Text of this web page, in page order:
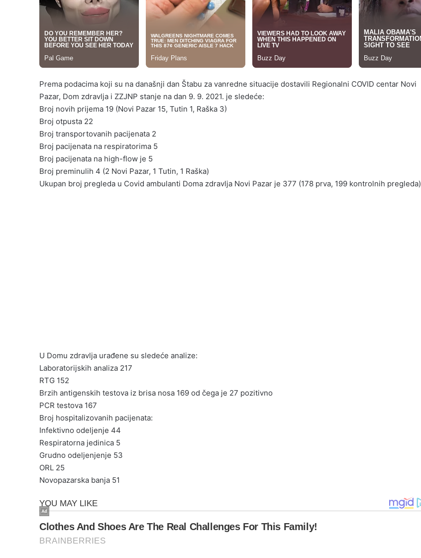
Prema podacima koji su na današnji dan Štabu za vanredne situacije dostavili Regionalni COVID centar Novi
Pazar, Dom zdravlja i ZZJNP stanje na dan ‪9. 9. 2021‬. je sledeće:
Broj novih prijema 19 (Novi Pazar 15, Tutin 1, Raška 3)
Broj otpusta 22
Broj transportovanih pacijenata 2
Broj pacijenata na respiratorima 5
Broj pacijenata na high-flow je 5
Broj preminulih 4 (2 Novi Pazar, 1 Tutin, 1 Raška)
Ukupan broj pregleda u Covid ambulanti Doma zdravlja Novi Pazar je 377 (178 prva, 199 kontrolnih pregleda)
U Domu zdravlja urađene su sledeće analize:
Laboratorijskih analiza 217
RTG 152
Brzih antigenskih testova iz brisa nosa 169 od čega je 27 pozitivno
PCR testova 167
Broj hospitalizovanih pacijenata:
Infektivno odeljenje 44
Respiratorna jedinica 5
Grudno odeljenjenje 53
ORL 25
Novopazarska banja 51